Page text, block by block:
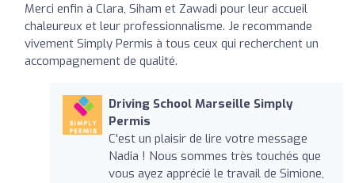
Merci enfin à Clara, Siham et Zawadi pour leur accueil
chaleureux et leur professionnalisme. Je recommande
vivement Simply Permis à tous ceux qui recherchent un
accompagnement de qualité.
Driving School Marseille Simply
Permis
C'est un plaisir de lire votre message
Nadia ! Nous sommes très touchés que
vous ayez apprécié le travail de Simione,